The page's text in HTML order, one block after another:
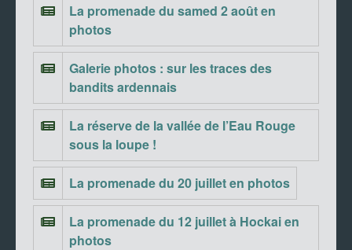
La promenade du samed 2 août en
photos
Galerie photos : sur les traces des
bandits ardennais
La réserve de la vallée de l’Eau Rouge
sous la loupe !
La promenade du 20 juillet en photos
La promenade du 12 juillet à Hockai en
photos